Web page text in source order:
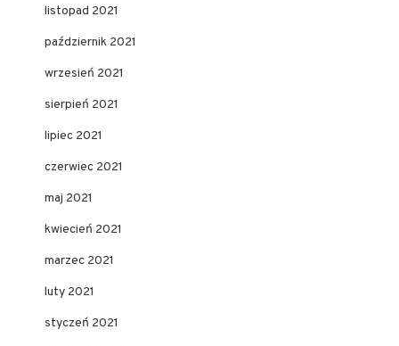
listopad 2021
październik 2021
wrzesień 2021
sierpień 2021
lipiec 2021
czerwiec 2021
maj 2021
kwiecień 2021
marzec 2021
luty 2021
styczeń 2021